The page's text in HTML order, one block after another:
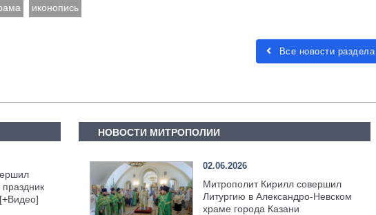
иконопись
Все новости раздела
НОВОСТИ МИТРОПОЛИИ
02.06.2026
Митрополит Кирилл совершил
Литургию в Александро-Невском
храме города Казани